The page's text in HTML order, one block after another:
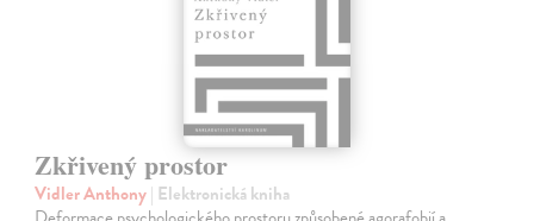
Zkřivený prostor
Vidler Anthony| Elektronická kniha